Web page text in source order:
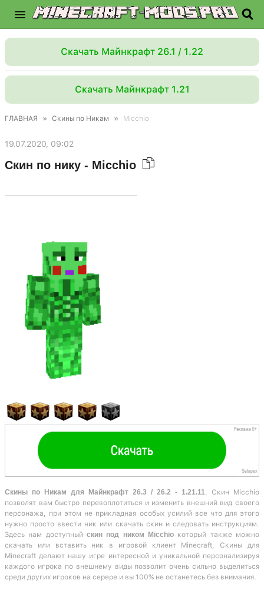
Скачать Майнкрафт 26.1 / 1.22
Скачать Майнкрафт 1.21
ГЛАВНАЯ » Скины по Никам » Micchio
19.07.2020, 09:02
Скин по нику - Micchio
Скины по Никам для Майнкрафт 26.3 / 26.2 - 1.21.11 . Скин Micchio
позволят вам быстро перевоплотиться и изменить внешний вид своего
персонажа, при этом не прикладная особых усилий все что для этого
нужно просто ввести ник или скачать скин и следовать инструкциям.
Здесь нам доступныйскин под ником Micchio который также можно
скачать или вставить ник в игровой клиент Minecraft, Скины для
Minecraft делают нашу игре интересной и уникальной персонализируя
каждого игрока по внешнему виды позволит очень сильно выделиться
среди других игроков на серере и вы 100% не останетесь без внимания.